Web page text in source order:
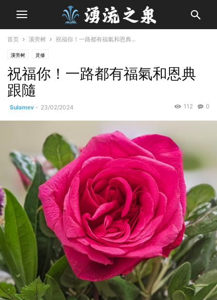
首页 溪旁树 祝福你！一路都有福氣和恩典...
溪旁树 灵修
祝福你！一路都有福氣和恩典
跟隨
Sulamev - 23/02/2024 0
112